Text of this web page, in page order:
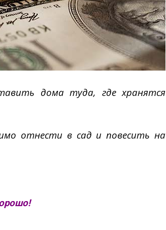
дома туда, где хранятся
отнести в сад и повесить на